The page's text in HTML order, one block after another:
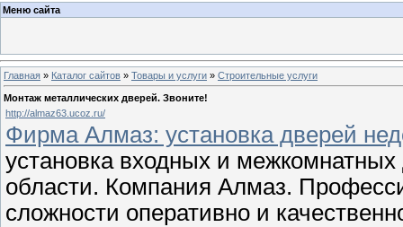
Меню сайта
Главная » Каталог сайтов » Товары и услуги » Строительные услуги
Монтаж металлических дверей. Звоните!
http://almaz63.ucoz.ru/
Фирма Алмаз: установка дверей
установка входных и
области. Компания Алмаз.
сложности оперативно и